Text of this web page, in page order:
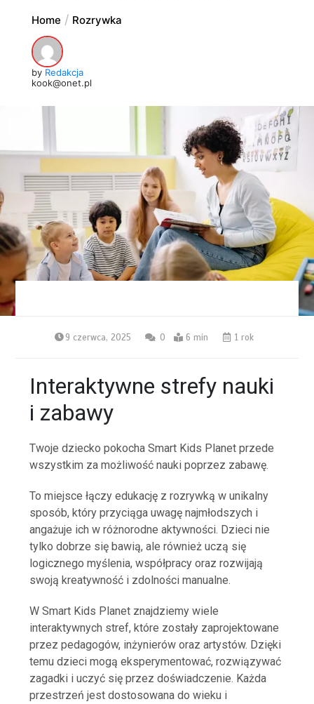
Home Rozrywka
by Redakcja
kook@onet.pl
9 czerwca, 2025 0 6 min 1 rok
Interaktywne strefy nauki
i zabawy
Twoje dziecko pokocha Smart Kids Planet przede
wszystkim za możliwość nauki poprzez zabawę.
To miejsce łączy edukację z rozrywką w unikalny
sposób, który przyciąga uwagę najmłodszych i
angażuje ich w różnorodne aktywności. Dzieci nie
tylko dobrze się bawią, ale również uczą się
logicznego myślenia, współpracy oraz rozwijają
swoją kreatywność i zdolności manualne.
W Smart Kids Planet znajdziemy wiele
interaktywnych stref, które zostały zaprojektowane
przez pedagogów, inżynierów oraz artystów. Dzięki
temu dzieci mogą eksperymentować, rozwiązywać
zagadki i uczyć się przez doświadczenie. Każda
przestrzeń jest dostosowana do wieku i